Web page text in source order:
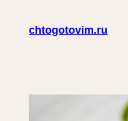
chtogotovim.ru